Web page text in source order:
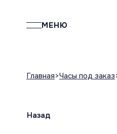
МЕНЮ
Главная Часы под заказ
Назад